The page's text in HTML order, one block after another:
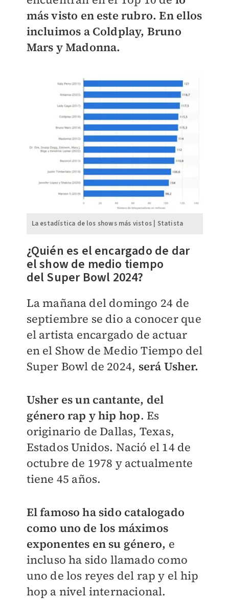
más visto en este rubro. En ellos
incluimos a Coldplay, Bruno
Mars y Madonna.
La estadística de los shows más vistos | Statista
¿Quién es el encargado de dar
el show de medio tiempo
delSuper Bowl 2024?
La mañana del domingo 24 de
septiembre se dio a conocer que
el artista encargado de actuar
en el Show de Medio Tiempo del
Super Bowl de 2024, será Usher.
Usher es un cantante, del
género rap y hip hop. Es
originario de Dallas, Texas,
Estados Unidos. Nació el 14 de
octubre de 1978 y actualmente
tiene 45 años.
El famoso ha sido catalogado
como uno de los máximos
exponentes en su género, e
incluso ha sido llamado como
uno de los reyes del rap y el hip
hop a nivel internacional.